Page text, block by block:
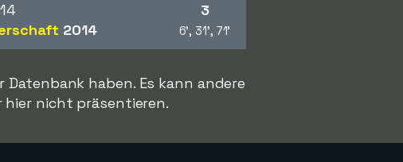
2014
3
6', 31', 71'
haben. Es kann andere
hier nicht präsentieren.